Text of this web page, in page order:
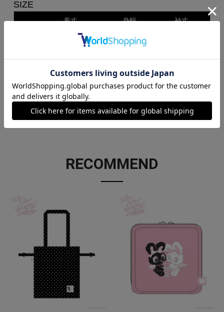
SIZE
着丈 身幅 袖丈
約70cm 56
中国
RECOMMEND